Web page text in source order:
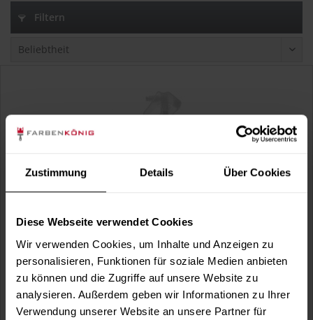
Zustimmung Details Über Cookies
Diese Webseite verwendet Cookies
Wir verwenden Cookies, um Inhalte und Anzeigen zu
personalisieren, Funktionen für soziale Medien anbieten
zu können und die Zugriffe auf unsere Website zu
analysieren. Außerdem geben wir Informationen zu Ihrer
Verwendung unserer Website an unsere Partner für
Filtern
Langzeitversiegelung
AUTOSOL® Langzeitversiegelung schützt Lack-, Metall-
sowie Kunststoff- und...
8,49 €
Inhalt:0.15 Liter (56,60 € / 1 Liter)